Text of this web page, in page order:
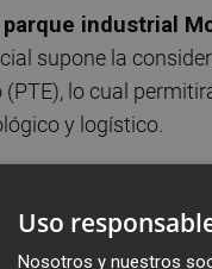
industrial
supone la
lo cual
y logístico.
impulso para
de las
del PTE por
Uso
Nosotros y nuestros